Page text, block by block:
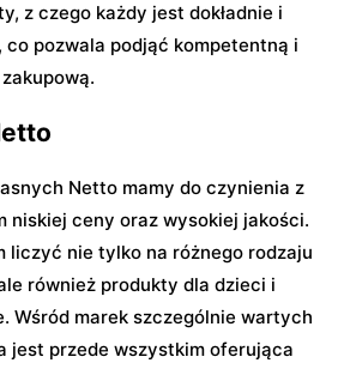
z czego każdy jest dokładnie i
co pozwala podjąć kompetentną i
Netto mamy do czynienia z
niskiej ceny oraz wysokiej jakości.
liczyć nie tylko na różnego rodzaju
również produkty dla dzieci i
Wśród marek szczególnie wartych
jest przede wszystkim oferująca